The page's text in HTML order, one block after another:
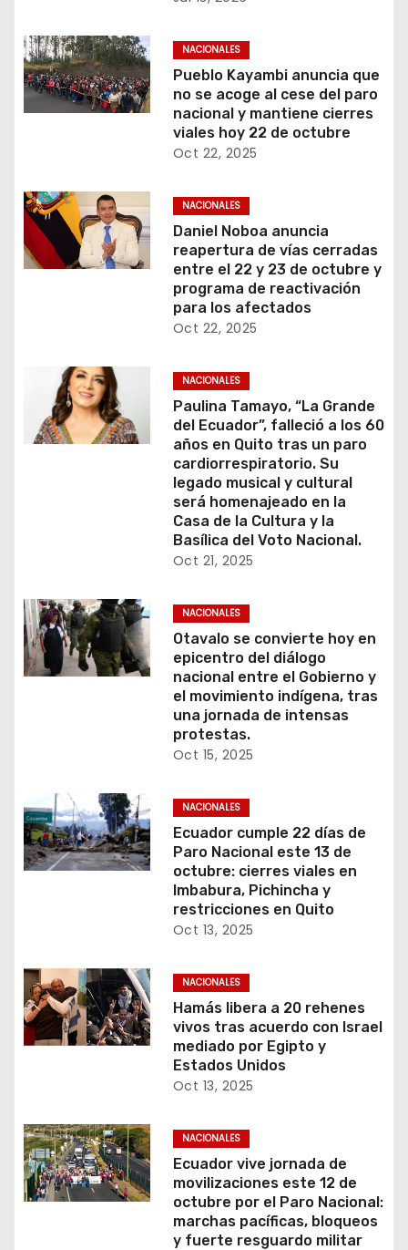
NACIONALES
Pueblo Kayambi anuncia que
no se acoge al cese del paro
nacional y mantiene cierres
viales hoy 22 de octubre
Oct 22, 2025
NACIONALES
Daniel Noboa anuncia
reapertura de vías cerradas
entre el 22 y 23 de octubre y
programa de reactivación
para los afectados
Oct 22, 2025
NACIONALES
Paulina Tamayo, “La Grande
del Ecuador”, falleció a los 60
años en Quito tras un paro
cardiorrespiratorio. Su
legado musical y cultural
será homenajeado en la
Casa de la Cultura y la
Basílica del Voto Nacional.
Oct 21, 2025
NACIONALES
Otavalo se convierte hoy en
epicentro del diálogo
nacional entre el Gobierno y
el movimiento indígena, tras
una jornada de intensas
protestas.
Oct 15, 2025
NACIONALES
Ecuador cumple 22 días de
Paro Nacional este 13 de
octubre: cierres viales en
Imbabura, Pichincha y
restricciones en Quito
Oct 13, 2025
NACIONALES
Hamás libera a 20 rehenes
vivos tras acuerdo con Israel
mediado por Egipto y
Estados Unidos
Oct 13, 2025
NACIONALES
Ecuador vive jornada de
movilizaciones este 12 de
octubre por el Paro Nacional:
marchas pacíficas, bloqueos
y fuerte resguardo militar